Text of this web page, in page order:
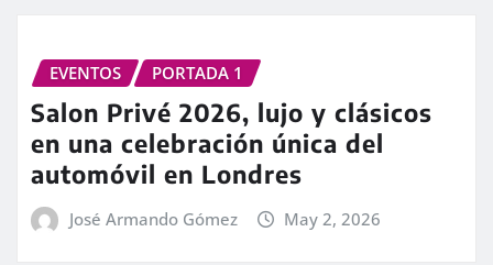
EVENTOS PORTADA 1
Salon Privé 2026, lujo y clásicos
en una celebración única del
automóvil en Londres
José Armando Gómez May 2, 2026